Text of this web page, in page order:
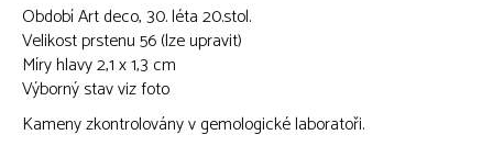
Období Art deco, 30. léta 20.stol.
Velikost prstenu 56 (lze upravit)
Míry hlavy 2,1 x 1,3 cm
Výborný stav viz foto
Kameny zkontrolovány v gemologické laboratoři.